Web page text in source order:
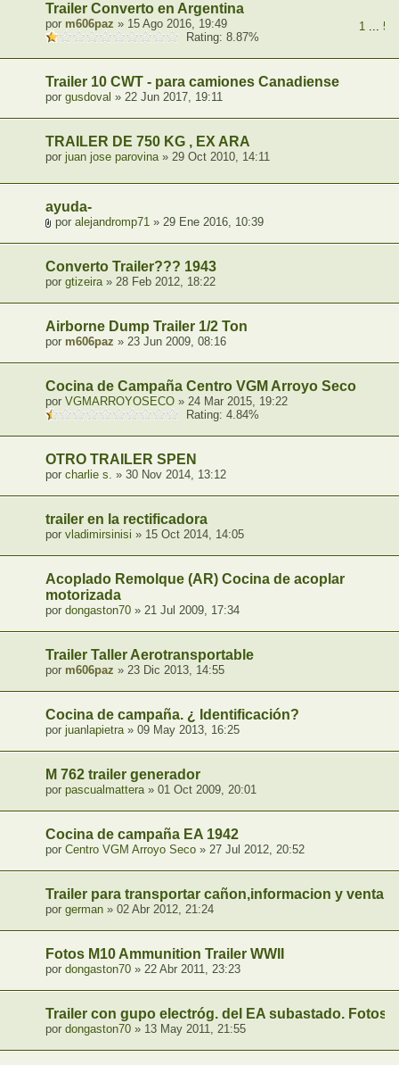
Trailer Converto en Argentina
1 ... 5
por m606paz » 15 Ago 2016, 19:49
Rating: 8.87%
Trailer 10 CWT - para camiones Canadiense
por gusdoval » 22 Jun 2017, 19:11
TRAILER DE 750 KG , EX ARA
por juan jose parovina» 29 Oct 2010, 14:11
ayuda-
por alejandromp71 » 29 Ene 2016, 10:39
Converto Trailer??? 1943
por gtizeira» 28 Feb 2012, 18:22
Airborne Dump Trailer 1/2 Ton
por m606paz » 23 Jun 2009, 08:16
Cocina de Campaña Centro VGM Arroyo Seco
por VGMARROYOSECO » 24 Mar 2015, 19:22
Rating: 4.84%
OTRO TRAILER SPEN
por charlie s. » 30 Nov 2014, 13:12
trailer en la rectificadora
por vladimirsinisi » 15 Oct 2014, 14:05
Acoplado Remolque (AR) Cocina de acoplar
motorizada
por dongaston70 » 21 Jul 2009, 17:34
Trailer Taller Aerotransportable
por m606paz » 23 Dic 2013, 14:55
Cocina de campaña. ¿ Identificación?
por juanlapietra» 09 May 2013, 16:25
M 762 trailer generador
por pascualmattera» 01 Oct 2009, 20:01
Cocina de campaña EA 1942
por Centro VGM Arroyo Seco » 27 Jul 2012, 20:52
Trailer para transportar cañon,informacion y venta.
por german » 02 Abr 2012, 21:24
Fotos M10 Ammunition Trailer WWII
por dongaston70 » 22 Abr 2011, 23:23
Trailer con gupo electróg. del EA subastado. Fotos
por dongaston70 » 13 May 2011, 21:55